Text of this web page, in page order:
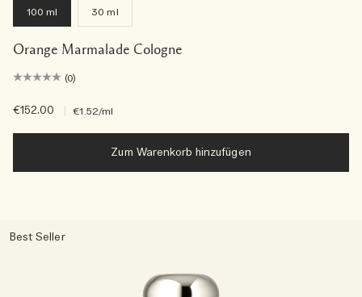
100 ml 30 ml
Orange Marmalade Cologne
(0)
€152.00 €1.52/ml
Zum Warenkorb hinzufügen
Best Seller